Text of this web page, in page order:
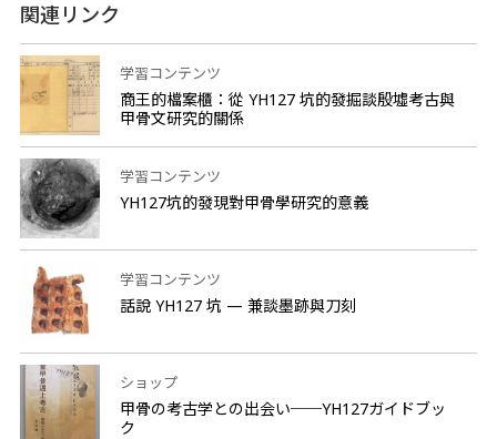
関連リンク
学習コンテンツ
商王的檔案櫃：從 YH127 坑的發掘談殷墟考古與
甲骨文研究的關係
学習コンテンツ
YH127坑的發現對甲骨學研究的意義
学習コンテンツ
話說 YH127 坑 — 兼談墨跡與刀刻
ショップ
甲骨の考古学との出会い──YH127ガイドブッ
ク